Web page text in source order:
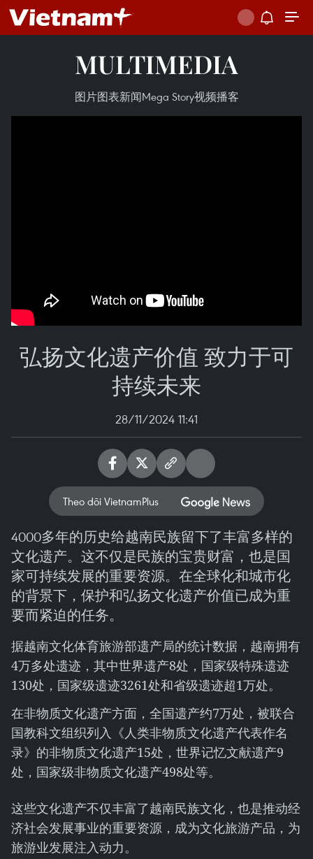
MULTIMEDIA
图片图表新闻Mega Story视频播客
弘扬文化遗产价值 致力于可
持续未来
28/11/2024 11:41
Theo dõi VietnamPlus
4000多年的历史给越南民族留下了丰富多样的
文化遗产。这不仅是民族的宝贵财富，也是国
家可持续发展的重要资源。在全球化和城市化
的背景下，保护和弘扬文化遗产价值已成为重
要而紧迫的任务。
据越南文化体育旅游部遗产局的统计数据，越南拥有
4万多处遗迹，其中世界遗产8处，国家级特殊遗迹
130处，国家级遗迹3261处和省级遗迹超1万处。
在非物质文化遗产方面，全国遗产约7万处，被联合
国教科文组织列入《人类非物质文化遗产代表作名
录》的非物质文化遗产15处，世界记忆文献遗产9
处，国家级非物质文化遗产498处等。
这些文化遗产不仅丰富了越南民族文化，也是推动经
济社会发展事业的重要资源，成为文化旅游产品，为
旅游业发展注入动力。